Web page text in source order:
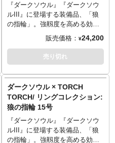
うな仕上がりとなりました。繊
細さや美しさだけでなく重厚感
もあわせ持ち、男女を問わずお
術とこだわりをつぎ込んだ自信
作を、ぜひお手にとってご堪能
的に荒い仕上げや傷を施してお
ります。
※ハンドメイドで作られている
ため、ひとつひとつの色合いや
表情が微妙に異なります。
──────────────────
枠とアームはシルバー925製、ア
ーム横の花冠の意匠は別パーツ
の真鍮製となり、シリーズ最多
花びらの石枠は一枚ずつの尖り
や丸み、重なり合い、微妙な歪
みに至るまで、ゲーム中のイラ
ディテールや構造のみでなく、
古びた質感に至るまでを徹底的
に追究することで、ダークソウ
ルの世界から届けられたかのよ
うな仕上がりとなりました。繊
細さや美しさだけでなく重厚感
もあわせ持ち、男女を問わずお
を持つアルトリウス。その伝説
とともに在った指輪を、ゲーム
の世界そのままの再現度でお届
けします。フォルムの完全な再
現はもちろん、狼の姿を手作業
で彫り込んだような質感、リア
ルな古代感が漂う金属の味わ
ーム中そのままの風合いを実現
しました。フロム・ソフトウェ
アの完全監修を経て、『ダーク
ソウル』 の世界観をこの小さな
指輪に凝縮。この「錆び／寂
び」の複雑な表情を、ぜひじっ
『ダークソウル』『ダークソウ
ルIII』に登場する装備品、「狼
の指輪」。強靱度を高める効果
を持つこの指輪は、プレイヤー
人気が特に高いキャラクター・
騎士アルトリウスに由来がある
ことでも知られ、攻略の実用性
とストーリー性の両面から多く
のプレイヤーに親しまれていま
す。
グウィン王に仕えた四騎士の一
人であり、「深淵歩き」の異名
を持つアルトリウス。その伝説
とともに在った指輪を、ゲーム
の世界そのままの再現度でお届
販売価格： ¥24,200
売り切れ
ダークソウル × TORCH
TORCH/ リングコレクション:
狼の指輪 15号
『ダークソウル』『ダークソウ
ルIII』に登場する装備品、「狼
の指輪」。強靱度を高める効果